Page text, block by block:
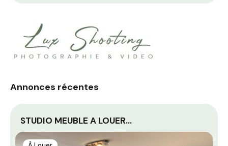
Annonces récentes
STUDIO MEUBLE A LOUER…